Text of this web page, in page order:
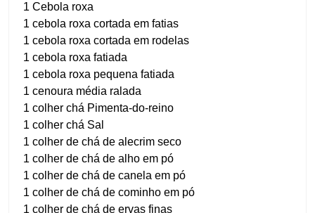
1 Cebola roxa
1 cebola roxa cortada em fatias
1 cebola roxa cortada em rodelas
1 cebola roxa fatiada
1 cebola roxa pequena fatiada
1 cenoura média ralada
1 colher chá Pimenta-do-reino
1 colher chá Sal
1 colher de chá de alecrim seco
1 colher de chá de alho em pó
1 colher de chá de canela em pó
1 colher de chá de cominho em pó
1 colher de chá de ervas finas